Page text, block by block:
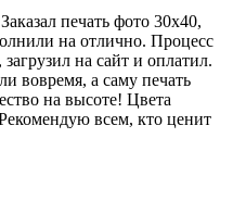
печать фото 30х40,
на отлично. Процесс
на сайт и оплатил.
вовремя, а саму печать
на высоте! Цвета
всем, кто ценит